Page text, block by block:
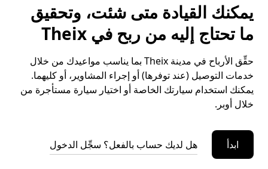
يمكنك القيادة متى شئت، وتحقيق
ما تحتاج إليه من ربح في Theix
حقِّق الأرباح في مدينة Theix بما يناسب مواعيدك من خلال
خدمات التوصيل (عند توفرها) أو إجراء المشاوير، أو كليهما.
يمكنك استخدام سيارتك الخاصة أو اختيار سيارة مستأجرة من
خلال أوبر.
ابدأ هل لديك حساب بالفعل؟ سجِّل الدخول